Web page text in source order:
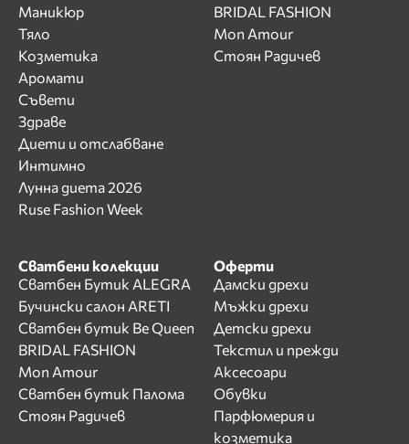
Маникюр
Тяло
Козметика
Аромати
Съвети
Здраве
Диети и отслабване
Интимно
Лунна диета 2026
Ruse Fashion Week
BRIDAL FASHION
Mon Amour
Стоян Радичев
Сватбени колекции
Сватбен Бутик ALEGRA
Бучински салон ARETI
Сватбен бутик Be Queen
BRIDAL FASHION
Mon Amour
Сватбен бутик Палома
Стоян Радичев
Оферти
Дамски дрехи
Мъжки дрехи
Детски дрехи
Текстил и прежди
Аксесоари
Обувки
Парфюмерия и
козметика